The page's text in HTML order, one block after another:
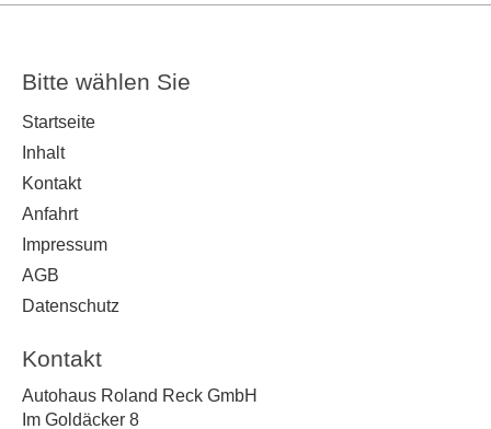
Bitte wählen Sie
Startseite
Inhalt
Kontakt
Anfahrt
Impressum
AGB
Datenschutz
Kontakt
Autohaus Roland Reck GmbH
Im Goldäcker 8